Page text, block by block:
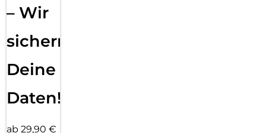
– Wir
sichern
Deine
Daten!
ab 29,90 €